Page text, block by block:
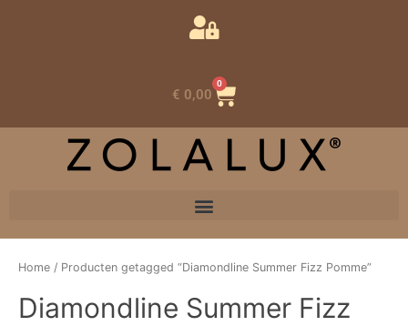
€ 0,00
0
Winkelwagen
Home / Producten getagged “Diamondline Summer Fizz Pomme”
Diamondline Summer Fizz